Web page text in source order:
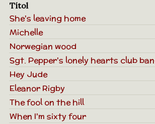
Títol
She's leaving home
Michelle
Norwegian wood
Sgt. Pepper's lonely hearts club
Hey Jude
Eleanor Rigby
The fool on the hill
When I'm sixty four